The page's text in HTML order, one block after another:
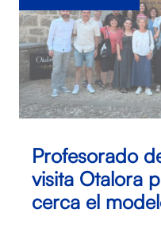
Profesorado
visita Otalora
cerca el